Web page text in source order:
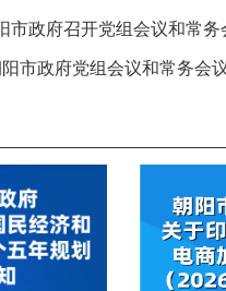
政府召开常务会议
市政府召开党组会议和常务
市政府党组会议和常务会